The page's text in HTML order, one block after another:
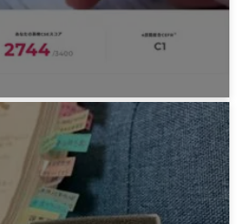
03 最後列縛りと試験合格